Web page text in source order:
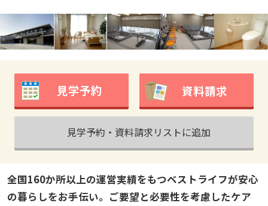
見学予約 資料請求
見学予約・資料請求リストに追加
全国160か所以上の運営実績をもつベストライフが安心
の暮らしをお手伝い。ご要望と必要性を考慮したケア